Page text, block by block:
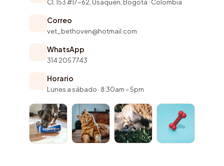
Cl. 153 #17-62, Usaquén, Bogotá · Colombia
Correo
vet_bethoven@hotmail.com
WhatsApp
314 205 7743
Horario
Lunes a sábado · 8:30am – 5pm